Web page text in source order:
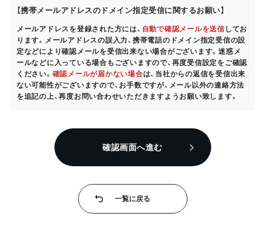
【携帯メールアドレスのドメイン指定受信に関するお願い】
メールアドレスを登録された方には、 自動で確認メールを送信してお
ります。メールアドレスの誤入力、携帯電話のドメイン指定受信の設
定などにより確認メールを受信出来ない場合がございます。迷惑メ
ールなどに入っている場合もございますので、再度受信設定をご確認
ください。 確認メールが届かない場合は、当社からの返信を受信出来
ない可能性がございますので、お手数ですが、メール以外の連絡方法
を追記の上、再度お問い合わせいただきますようお願い致します。
確認画面へ進む
一覧に戻る